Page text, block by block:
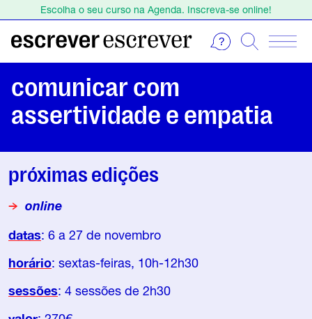
Escolha o seu curso na Agenda. Inscreva-se online!
Escolha o seu curso na Agenda. Inscreva-se online!
comunicar com
assertividade e empatia
próximas edições
online
datas: 6 a 27 de novembro
horário: sextas-feiras, 10h-12h30
sessões: 4 sessões de 2h30